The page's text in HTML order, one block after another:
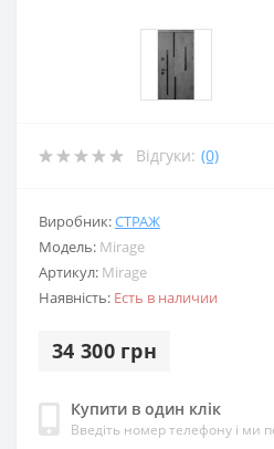
Відгуки: (0)
Виробник:СТРАЖ
Модель: Mirage
Артикул: Mirage
Наявність: Есть в наличии
34 300 грн
Купити в один клік
Введіть номер телефону і ми